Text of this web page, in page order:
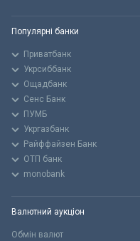
Популярні банки
Приватбанк
Укрсиббанк
Ощадбанк
Сенс Банк
ПУМБ
Укргазбанк
Райффайзен Банк
ОТП банк
monobank
Валютний аукціон
Обмін валют